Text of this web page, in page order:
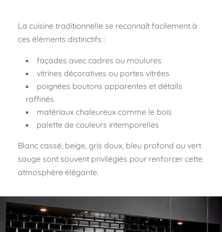
La cuisine traditionnelle se reconnaît facilement à
ces éléments distinctifs :
façades avec cadres ou moulures
vitrines décoratives ou portes vitrées
poignées boutons apparentes et détails
raffinés
matériaux chaleureux comme le bois
palette de couleurs intemporelles
Blanc cassé, beige, gris doux, bleu profond ou vert
sauge sont souvent privilégiés pour renforcer cette
atmosphère élégante.